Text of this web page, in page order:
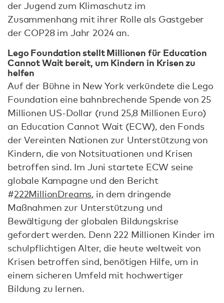
der Jugend zum Klimaschutz im
Zusammenhang mit ihrer Rolle als Gastgeber
der COP28 im Jahr 2024 an.
Lego Foundation stellt Millionen für Education
Cannot Wait bereit, um Kindern in Krisen zu
helfen
Auf der Bühne in New York verkündete die Lego
Foundation eine bahnbrechende Spende von 25
Millionen US-Dollar (rund 25,8 Millionen Euro)
an Education Cannot Wait (ECW), den Fonds
der Vereinten Nationen zur Unterstützung von
Kindern, die von Notsituationen und Krisen
betroffen sind. Im Juni startete ECW seine
globale Kampagne und den Bericht
#222MillionDreams, in dem dringende
Maßnahmen zur Unterstützung und
Bewältigung der globalen Bildungskrise
gefordert werden. Denn 222 Millionen Kinder im
schulpflichtigen Alter, die heute weltweit von
Krisen betroffen sind, benötigen Hilfe, um in
einem sicheren Umfeld mit hochwertiger
Bildung zu lernen.